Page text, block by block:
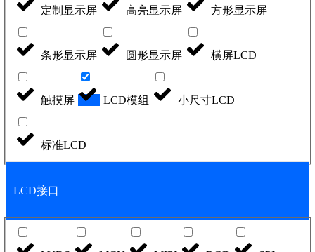
定制显示屏 高亮显示屏 方形显示屏
条形显示屏 圆形显示屏 横屏LCD
触摸屏 LCD模组 小尺寸LCD
标准LCD
LCD接口